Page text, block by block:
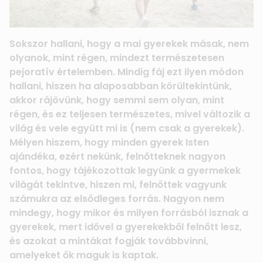
Sokszor hallani, hogy a mai gyerekek másak, nem
olyanok, mint régen, mindezt természetesen
pejoratív értelemben. Mindig fáj ezt ilyen módon
hallani, hiszen ha alaposabban körültekintünk,
akkor rájövünk, hogy semmi sem olyan, mint
régen, és ez teljesen természetes, mivel változik a
világ és vele együtt mi is (nem csak a gyerekek).
Mélyen hiszem, hogy minden gyerek Isten
ajándéka, ezért nekünk, felnőtteknek nagyon
fontos, hogy tájékozottak legyünk a gyermekek
világát tekintve, hiszen mi, felnőttek vagyunk
számukra az elsődleges forrás. Nagyon nem
mindegy, hogy mikor és milyen forrásból isznak a
gyerekek, mert idővel a gyerekekből felnőtt lesz,
és azokat a mintákat fogják továbbvinni,
amelyeket ők maguk is kaptak.